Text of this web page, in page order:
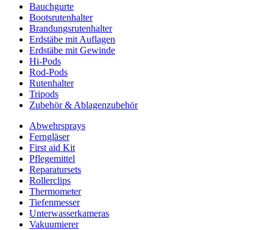
Bauchgurte
Bootsrutenhalter
Brandungsrutenhalter
Erdstäbe mit Auflagen
Erdstäbe mit Gewinde
Hi-Pods
Rod-Pods
Rutenhalter
Tripods
Zubehör & Ablagenzubehör
Abwehrsprays
Ferngläser
First aid Kit
Pflegemittel
Reparatursets
Rollerclips
Thermometer
Tiefenmesser
Unterwasserkameras
Vakuumierer